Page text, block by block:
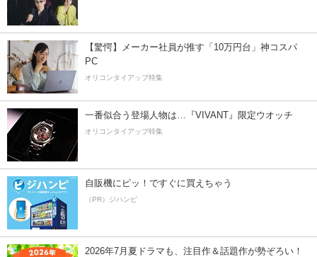
【驚愕】メーカー社員が推す「10万円台」神コスパ
PC
オリコンタイアップ特集
一番似合う登場人物は…『VIVANT』限定ウオッチ
オリコンタイアップ特集
自販機にピッ！ですぐに買えちゃう
（PR）ジハンピ
2026年7月夏ドラマも、注目作＆話題作が勢ぞろい！